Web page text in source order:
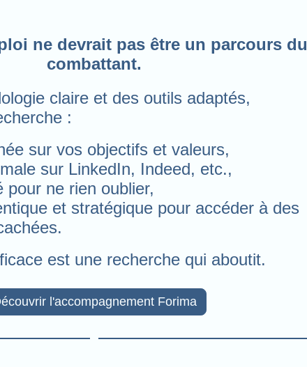
ne devrait pas être un parcours du
combattant.
claire et des outils adaptés,
:
sur vos objectifs et valeurs,
sur LinkedIn, Indeed, etc.,
pour ne rien oublier,
et stratégique pour accéder à des
est une recherche qui aboutit.
l'accompagnement Forima